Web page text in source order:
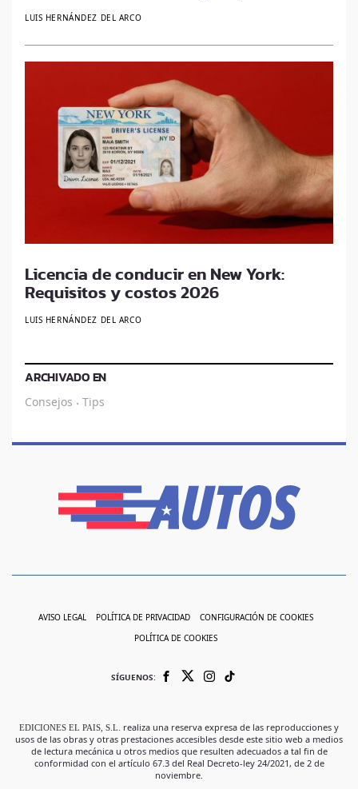
LUIS HERNÁNDEZ DEL ARCO
Licencia de conducir en New York:
Requisitos y costos 2026
LUIS HERNÁNDEZ DEL ARCO
ARCHIVADO EN
Consejos · Tips
AVISO LEGAL POLÍTICA DE PRIVACIDAD CONFIGURACIÓN DE COOKIES
POLÍTICA DE COOKIES
SÍGUENOS:
EDICIONES EL PAIS, S.L.
realiza una reserva expresa de las reproducciones y
usos de las obras y otras prestaciones accesibles desde este sitio web a medios
de lectura mecánica u otros medios que resulten adecuados a tal fin de
conformidad con el artículo 67.3 del Real Decreto-ley 24/2021, de 2 de
noviembre.